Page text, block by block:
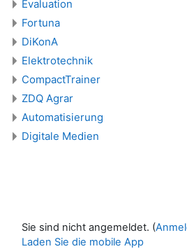
Evaluation
Fortuna
DiKonA
Elektrotechnik
CompactTrainer
ZDQ Agrar
Automatisierung
Digitale Medien
Sie sind nicht angemeldet. (
Laden Sie die mobile App